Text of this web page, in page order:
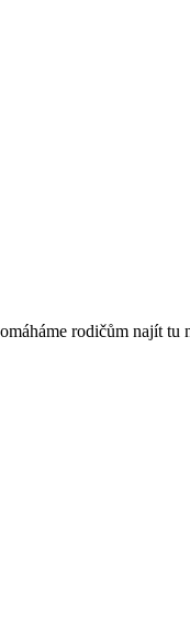
rodičům najít tu